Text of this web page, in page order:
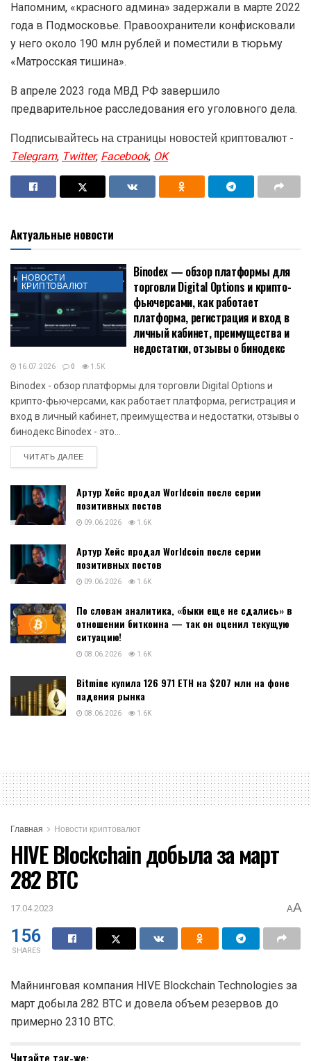
Напомним, «красного админа» задержали в марте 2022
года в Подмосковье. Правоохранители конфисковали
у него около 190 млн рублей и поместили в тюрьму
«Матросская тишина».
В апреле 2023 года МВД РФ завершило
предварительное расследования его уголовного дела.
Подписывайтесь на страницы новостей криптовалют -
Telegram,Twitter,Facebook,OK
Актуальные новости
НОВОСТИ
КРИПТОВАЛЮТ
Binodex — обзор платформы для
торговли Digital Options и крипто-
фьючерсами, как работает
платформа, регистрация и вход в
личный кабинет, преимущества и
недостатки, отзывы о бинодекс
16.07.2026 0 1.5K
Binodex - обзор платформы для торговли Digital Options и
крипто-фьючерсами, как работает платформа, регистрация и
вход в личный кабинет, преимущества и недостатки, отзывы о
бинодекс Binodex - это...
ЧИТАТЬ ДАЛЕЕDETAILS
Артур Хейс продал Worldcoin после серии
позитивных постов
09.06.2026 1.6K
Артур Хейс продал Worldcoin после серии
позитивных постов
09.06.2026 1.6K
По словам аналитика, «быки еще не сдались» в
отношении биткоина — так он оценил текущую
ситуацию!
08.06.2026 1.6K
Bitmine купила 126 971 ETH на $207 млн на фоне
падения рынка
08.06.2026 1.6K
Главная Новости криптовалют
HIVE Blockchain добыла за март
282 BTC
17.04.2023 AA
156
SHARES
Майнинговая компания HIVE Blockchain Technologies за
март добыла 282 BTC и довела объем резервов до
примерно 2310 BTC.